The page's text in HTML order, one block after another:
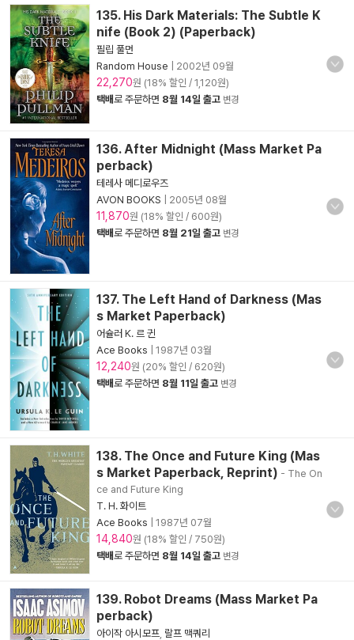
135. His Dark Materials: The Subtle K
nife (Book 2) (Paperback)
필립 풀먼
Random House
2002년 09월
22,270원 (18% 할인 / 1,120원)
택배로 주문하면 8월 14일 출고 변경
136. After Midnight (Mass Market Pa
perback)
테레사 메디로우즈
AVON BOOKS
2005년 08월
11,870원 (18% 할인 / 600원)
택배로 주문하면 8월 21일 출고 변경
137. The Left Hand of Darkness (Mas
s Market Paperback)
어슐러 K. 르 귄
Ace Books
1987년 03월
12,240원 (20% 할인 / 620원)
택배로 주문하면 8월 11일 출고 변경
138. The Once and Future King (Mas
s Market Paperback, Reprint) - The On
ce and Future King
T. H. 화이트
Ace Books
1987년 07월
14,840원 (18% 할인 / 750원)
택배로 주문하면 8월 14일 출고 변경
139. Robot Dreams (Mass Market Pa
perback)
아이작 아시모프 랄프 맥쿼리